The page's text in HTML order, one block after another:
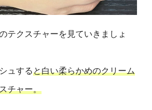
テクスチャーを見ていきましょ
ュすると白い柔らかめのクリーム
チャー。